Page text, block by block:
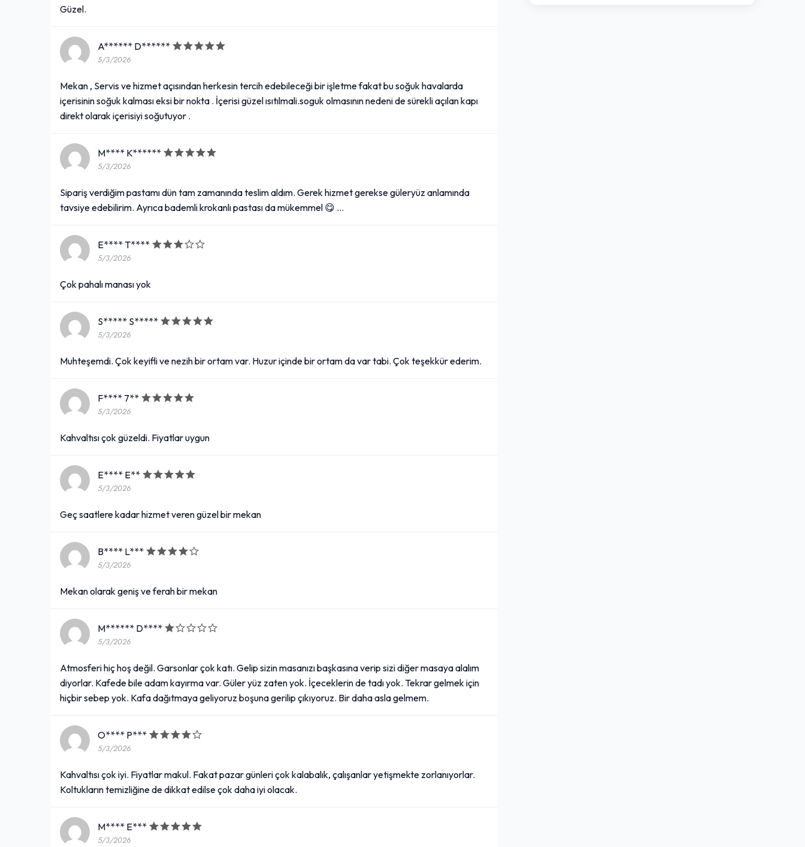
Güzel.
A****** D******
5/3/2026
Mekan , Servis ve hizmet açısından herkesin tercih edebileceği bir işletme fakat bu soğuk havalarda
içerisinin soğuk kalması eksi bir nokta . İçerisi güzel ısıtılmali.soguk olmasının nedeni de sürekli açılan kapı
direkt olarak içerisiyi soğutuyor .
M**** K******
5/3/2026
Sipariş verdiğim pastamı dün tam zamanında teslim aldım. Gerek hizmet gerekse güleryüz anlamında
tavsiye edebilirim. Ayrıca bademli krokanlı pastası da mükemmel 😋 …
E**** T****
5/3/2026
Çok pahalı manası yok
S***** S*****
5/3/2026
Muhteşemdi. Çok keyifli ve nezih bir ortam var. Huzur içinde bir ortam da var tabi. Çok teşekkür ederim.
F**** 7**
5/3/2026
Kahvaltısı çok güzeldi. Fiyatlar uygun
E**** E**
5/3/2026
Geç saatlere kadar hizmet veren güzel bir mekan
B**** L***
5/3/2026
Mekan olarak geniş ve ferah bir mekan
M****** D****
5/3/2026
Atmosferi hiç hoş değil. Garsonlar çok katı. Gelip sizin masanızı başkasına verip sizi diğer masaya alalım
diyorlar. Kafede bile adam kayırma var. Güler yüz zaten yok. İçeceklerin de tadı yok. Tekrar gelmek için
hiçbir sebep yok. Kafa dağıtmaya geliyoruz boşuna gerilip çıkıyoruz. Bir daha asla gelmem.
O**** P***
5/3/2026
Kahvaltısı çok iyi. Fiyatlar makul. Fakat pazar günleri çok kalabalık, çalışanlar yetişmekte zorlanıyorlar.
Koltukların temizliğine de dikkat edilse çok daha iyi olacak.
M**** E***
5/3/2026